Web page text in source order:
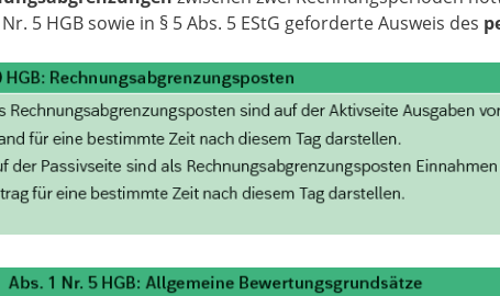
5 HGB sowie in § 5 Abs. 5 EStG geforderte Ausweis des